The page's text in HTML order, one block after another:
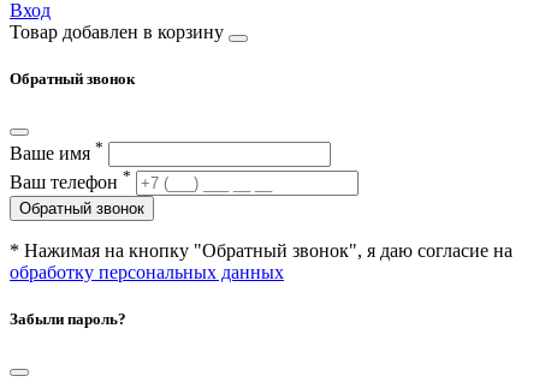
Вход
Товар добавлен в корзину
Обратный звонок
Ваше имя *
Ваш телефон *
Обратный звонок
* Нажимая на кнопку "Обратный звонок", я даю согласие на
обработку персональных данных
Забыли пароль?